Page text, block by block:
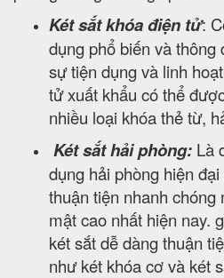
Két sắt khóa điện tử:
dụng phổ biến và thông
sự tiện dụng và linh
tử xuất khẩu có thể
nhiều loại khóa thẻ từ,
Két sắt hải phòng: Là
dụng hải phòng hiện
thuận tiện nhanh
mật cao nhất hiện nay.
két sắt dễ dàng thuận
như két khóa cơ và két